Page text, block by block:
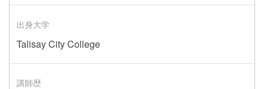
出身大学
Talisay City College
講師歴